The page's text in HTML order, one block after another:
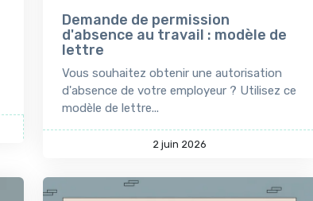
Demande de permission
d'absence au travail : modèle de
lettre
Vous souhaitez obtenir une autorisation
d'absence de votre employeur ? Utilisez ce
modèle de lettre...
2 juin 2026